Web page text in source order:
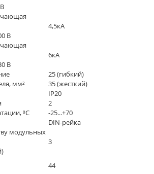
4,5кА
В
6кА
В
мм²
25 (гибкий)
35 (жесткий)
IP20
2
⁰C
-25...+70
DIN-рейка
модульных
3
44